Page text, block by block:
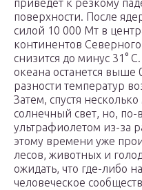
приведет к резкому
поверхности. После
силой 10 000 Мт в
континентов
снизится до минус 31°
океана останется выше
разности температур
Затем, спустя
солнечный свет, но,
ультрафиолетом из-за
этому времени уже
лесов, животных и
ожидать, что где-либо
человеческое